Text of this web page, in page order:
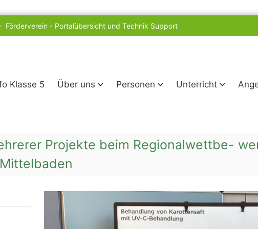
Förderverein - Portalübersicht und Technik Support
Klasse 5 Über uns Personen Unterricht
Projekte beim Regionalwettbe-